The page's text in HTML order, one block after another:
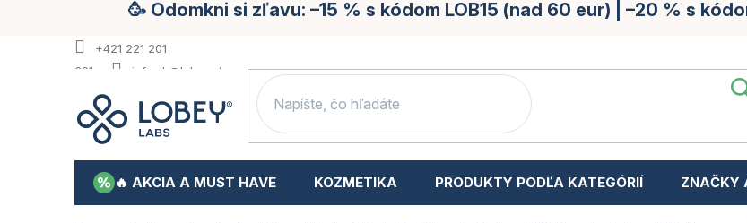
🥳 Odomkni si zľavu: –15 % s kódom LOB15 (nad 60 eur) | –20 % s
+421 221 201
391
info.sk@lobey.store
🔥 AKCIA A MUST HAVE KOZMETIKA PRODUKTY PODĽA KATEGÓRIÍ ZNAČKY